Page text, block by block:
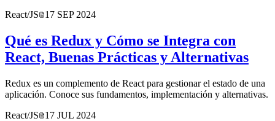
React/JS
17 SEP 2024
Qué es Redux y Cómo se Integra con
React, Buenas Prácticas y Alternativas
Redux es un complemento de React para gestionar el estado de una
aplicación. Conoce sus fundamentos, implementación y alternativas.
React/JS
17 JUL 2024